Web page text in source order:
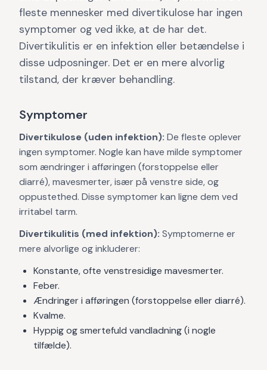
fleste mennesker med divertikulose har ingen
symptomer og ved ikke, at de har det.
Divertikulitis er en infektion eller betændelse i
disse udposninger. Det er en mere alvorlig
tilstand, der kræver behandling.
Symptomer
Divertikulose (uden infektion): De fleste oplever
ingen symptomer. Nogle kan have milde symptomer
som ændringer i afføringen (forstoppelse eller
diarré), mavesmerter, især på venstre side, og
oppustethed. Disse symptomer kan ligne dem ved
irritabel tarm.
Divertikulitis (med infektion): Symptomerne er
mere alvorlige og inkluderer:
Konstante, ofte venstresidige mavesmerter.
Feber.
Ændringer i afføringen (forstoppelse eller diarré).
Kvalme.
Hyppig og smertefuld vandladning (i nogle
tilfælde).